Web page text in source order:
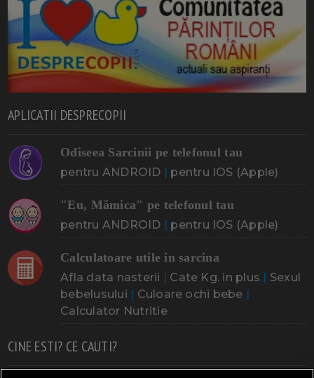
APLICATII DESPRECOPII
Odiseea Sarcinii pe telefonul tau
pentru ANDROID | pentru IOS (Apple)
"Eu, Mămica" pe telefonul tau
pentru ANDROID | pentru IOS (Apple)
Calculatoare utile in sarcina
Afla data nasterii | Cate Kg. in plus | Sexul
bebelusului | Culoare ochi bebe |
Calculator Nutritie
CINE ESTI? CE CAUTI?